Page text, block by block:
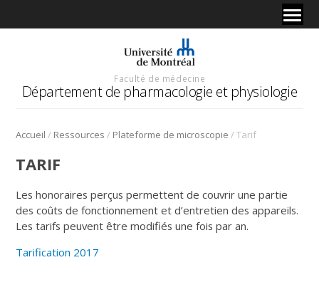
Faculté de médecine
Département de pharmacologie et physiologie
Accueil / Ressources / Plateforme de microscopie /Tarif
TARIF
Les honoraires perçus permettent de couvrir une partie
des coûts de fonctionnement et d’entretien des appareils.
Les tarifs peuvent être modifiés une fois par an.
Tarification 2017